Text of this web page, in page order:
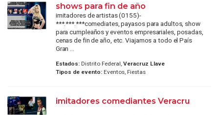
shows para fin de año
imitadores de artistas (0155)-
***.***.***comediates, payasos para adultos, show
para cumpleaños y eventos empresariales, posadas,
cenas de fin de año, etc. Viajamos a todo el País
Gran ...
Estados:Distrito Federal, Veracruz Llave
Tipos de evento:Eventos, Fiestas
imitadores comediantes Veracru